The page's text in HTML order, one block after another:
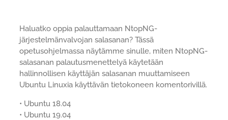
Haluatko oppia palauttamaan NtopNG-
järjestelmänvalvojan salasanan? Tässä
opetusohjelmassa näytämme sinulle, miten NtopNG-
salasanan palautusmenettelyä käytetään
hallinnollisen käyttäjän salasanan muuttamiseen
Ubuntu Linuxia käyttävän tietokoneen komentorivillä.
• Ubuntu 18.04
• Ubuntu 19.04